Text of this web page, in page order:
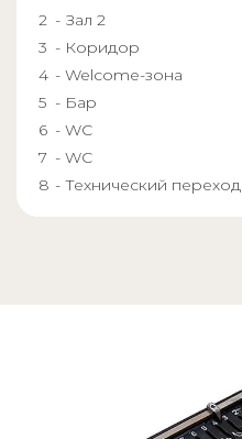
- Зал 2
- Коридор
- Welcome-зона
- Бар
- WC
- WC
- Технический переход